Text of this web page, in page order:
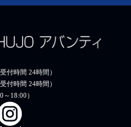
付時間 24時間）
付時間 24時間）
18:00）